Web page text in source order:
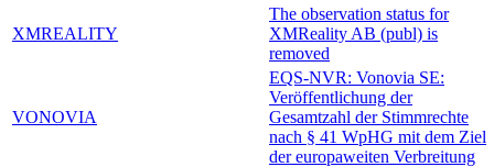
XMREALITY
The observation status for
XMReality AB (publ) is
removed
VONOVIA
EQS-NVR: Vonovia SE:
Veröffentlichung der
Gesamtzahl der Stimmrechte
nach § 41 WpHG mit dem Ziel
der europaweiten Verbreitung